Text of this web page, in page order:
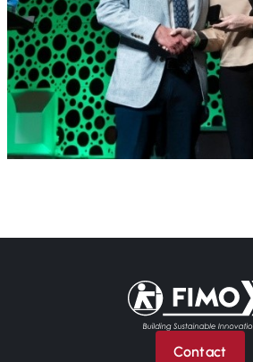
Retour à l'accueil
Contact